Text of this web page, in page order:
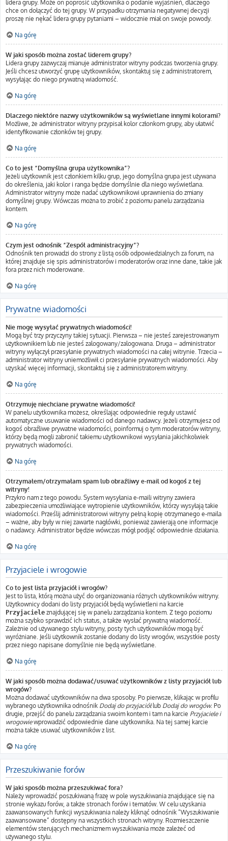
lidera grupy. Może on poprosić użytkownika o podanie wyjaśnień, dlaczego
chce on dołączyć do tej grupy. W przypadku otrzymania negatywnej decyzji
proszę nie nękać lidera grupy pytaniami – widocznie miał on swoje powody.
Na górę
W jaki sposób można zostać liderem grupy?
Lidera grupy zazwyczaj mianuje administrator witryny podczas tworzenia grupy.
Jeśli chcesz utworzyć grupę użytkowników, skontaktuj się z administratorem,
wysyłając do niego prywatną wiadomość.
Na górę
Dlaczego niektóre nazwy użytkowników są wyświetlane innymi kolorami?
Możliwe, że administrator witryny przypisał kolor członkom grupy, aby ułatwić
identyfikowanie członków tej grupy.
Na górę
Co to jest “Domyślna grupa użytkownika”?
Jeżeli użytkownik jest członkiem kilku grup, jego domyślna grupa jest używana
do określenia, jaki kolor i ranga będzie domyślnie dla niego wyświetlana.
Administrator witryny może nadać użytkownikowi uprawnienia do zmiany
domyślnej grupy. Wówczas można to zrobić z poziomu panelu zarządzania
kontem.
Na górę
Czym jest odnośnik “Zespół administracyjny”?
Odnośnik ten prowadzi do strony z listą osób odpowiedzialnych za forum, na
której znajduje się spis administratorów i moderatorów oraz inne dane, takie jak
fora przez nich moderowane.
Na górę
Prywatne wiadomości
Nie mogę wysyłać prywatnych wiadomości!
Mogą być trzy przyczyny takiej sytuacji. Pierwsza – nie jesteś zarejestrowanym
użytkownikiem lub nie jesteś zalogowany/zalogowana. Druga – administrator
witryny wyłączył przesyłanie prywatnych wiadomości na całej witrynie. Trzecia –
administrator witryny uniemożliwił ci przesyłanie prywatnych wiadomości. Aby
uzyskać więcej informacji, skontaktuj się z administratorem witryny.
Na górę
Otrzymuję niechciane prywatne wiadomości!
W panelu użytkownika możesz, określając odpowiednie reguły ustawić
automatyczne usuwanie wiadomości od danego nadawcy. Jeżeli otrzymujesz od
kogoś obraźliwe prywatne wiadomości, poinformuj o tym moderatorów witryny,
którzy będą mogli zabronić takiemu użytkownikowi wysyłania jakichkolwiek
prywatnych wiadomości.
Na górę
Otrzymałem/otrzymałam spam lub obraźliwy e-mail od kogoś z tej
witryny!
Przykro nam z tego powodu. System wysyłania e-maili witryny zawiera
zabezpieczenia umożliwiające wytropienie użytkowników, którzy wysyłają takie
wiadomości. Prześlij administratorowi witryny pełną kopię otrzymanego e-maila
– ważne, aby były w niej zawarte nagłówki, ponieważ zawierają one informacje
o nadawcy. Administrator będzie wówczas mógł podjąć odpowiednie działania.
Na górę
Przyjaciele i wrogowie
Co to jest lista przyjaciół i wrogów?
Jest to lista, którą można użyć do organizowania różnych użytkowników witryny.
Użytkownicy dodani do listy przyjaciół będą wyświetleni na karcie
Przyjaciele znajdującej się w panelu zarządzania kontem. Z tego poziomu
można szybko sprawdzić ich status, a także wysłać prywatną wiadomość.
Zależnie od używanego stylu witryny, posty tych użytkowników mogą być
wyróżniane. Jeśli użytkownik zostanie dodany do listy wrogów, wszystkie posty
przez niego napisane domyślnie nie będą wyświetlane.
Na górę
W jaki sposób można dodawać/usuwać użytkowników z listy przyjaciół lub
wrogów?
Można dodawać użytkowników na dwa sposoby. Po pierwsze, klikając w profilu
wybranego użytkownika odnośnik Dodaj do przyjaciółlub Dodaj do wrogów. Po
drugie, przejść do panelu zarządzania swoim kontem i tam na karcie Przyjaciele i
wrogowiewprowadzić odpowiednie dane użytkownika. Na tej samej karcie
można także usuwać użytkowników z list.
Na górę
Przeszukiwanie forów
W jaki sposób można przeszukiwać fora?
Należy wprowadzić poszukiwaną frazę w pole wyszukiwania znajdujące się na
stronie wykazu forów, a także stronach forów i tematów. W celu uzyskania
zaawansowanych funkcji wyszukiwania należy kliknąć odnośnik “Wyszukiwanie
zaawansowane” dostępny na wszystkich stronach witryny. Rozmieszczenie
elementów sterujących mechanizmem wyszukiwania może zależeć od
używanego stylu.